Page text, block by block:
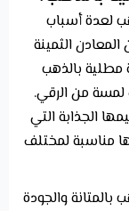
لعدة أسباب
الثمينة
مطلية بالذهب
لمسة من الرقي.
الجذابة التي
مناسبة لمختلف
بالمتانة والجودة